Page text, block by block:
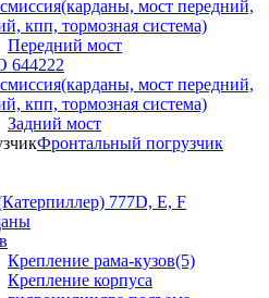
мост передний,
кпп, тормозная система)
Передний мост
644222
мост передний,
кпп, тормозная система)
Задний мост
Фронтальный погрузчик
777D, E, F
Крепление рама-кузов(5)
Крепление корпуса